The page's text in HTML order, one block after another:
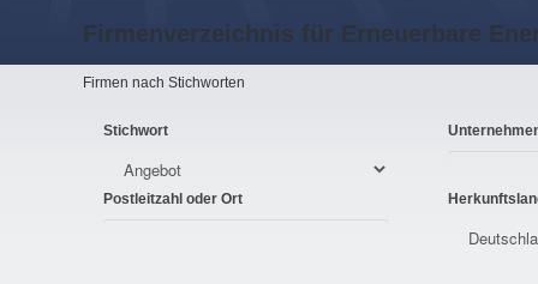
Firmenverzeichnis für Erneuerbare
Firmen nach Stichworten
Stichwort
Postleitzahl oder Ort